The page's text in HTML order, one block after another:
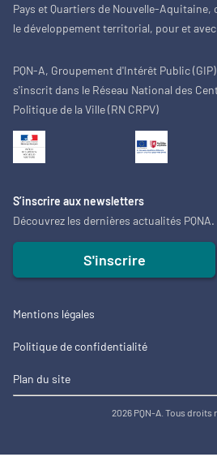
Pays et Quartiers de Nouvelle-
le développement territorial, pour et
PQN-A, Groupement d'Intérêt Public
s'inscrit dans le Réseau National des
Politique de la Ville (RN CRPV)
S’inscrire aux newsletters
Découvrez les dernières actualités PQNA.
S'inscrire
Mentions légales
Politique de confidentialité
Plan du site
2026 PQN-A. Tous droits